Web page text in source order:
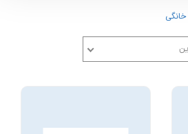
خانگی